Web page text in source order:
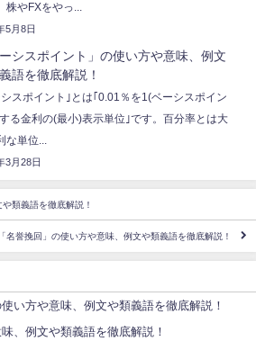
株やFXをやっ...
5月8日
ーシスポイント」の使い方や意味、例文
語を徹底解説！
シスポイント｣とは｢0.01％を1(ベーシスポイン
する金利の(最小)表示単位｣です。百分率とは大
な単位...
3月28日
類義語を徹底解説！
「名誉挽回」の使い方や意味、例文や類義語を徹底解説！
い方や意味、例文や類義語を徹底解説！
、例文や類義語を徹底解説！